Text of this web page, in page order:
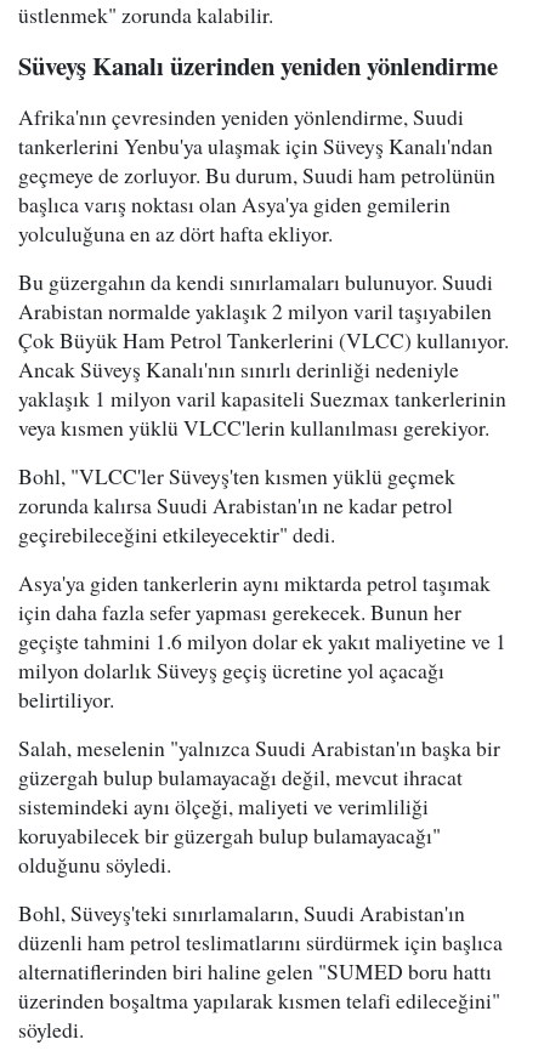
üstlenmek" zorunda kalabilir.
Süveyş Kanalı üzerinden yeniden yönlendirme
Afrika'nın çevresinden yeniden yönlendirme, Suudi
tankerlerini Yenbu'ya ulaşmak için Süveyş Kanalı'ndan
geçmeye de zorluyor. Bu durum, Suudi ham petrolünün
başlıca varış noktası olan Asya'ya giden gemilerin
yolculuğuna en az dört hafta ekliyor.
Bu güzergahın da kendi sınırlamaları bulunuyor. Suudi
Arabistan normalde yaklaşık 2 milyon varil taşıyabilen
Çok Büyük Ham Petrol Tankerlerini (VLCC) kullanıyor.
Ancak Süveyş Kanalı'nın sınırlı derinliği nedeniyle
yaklaşık 1 milyon varil kapasiteli Suezmax tankerlerinin
veya kısmen yüklü VLCC'lerin kullanılması gerekiyor.
Bohl, "VLCC'ler Süveyş'ten kısmen yüklü geçmek
zorunda kalırsa Suudi Arabistan'ın ne kadar petrol
geçirebileceğini etkileyecektir" dedi.
Asya'ya giden tankerlerin aynı miktarda petrol taşımak
için daha fazla sefer yapması gerekecek. Bunun her
geçişte tahmini 1.6 milyon dolar ek yakıt maliyetine ve 1
milyon dolarlık Süveyş geçiş ücretine yol açacağı
belirtiliyor.
Salah, meselenin "yalnızca Suudi Arabistan'ın başka bir
güzergah bulup bulamayacağı değil, mevcut ihracat
sistemindeki aynı ölçeği, maliyeti ve verimliliği
koruyabilecek bir güzergah bulup bulamayacağı"
olduğunu söyledi.
Bohl, Süveyş'teki sınırlamaların, Suudi Arabistan'ın
düzenli ham petrol teslimatlarını sürdürmek için başlıca
alternatiflerinden biri haline gelen "SUMED boru hattı
üzerinden boşaltma yapılarak kısmen telafi edileceğini"
söyledi.